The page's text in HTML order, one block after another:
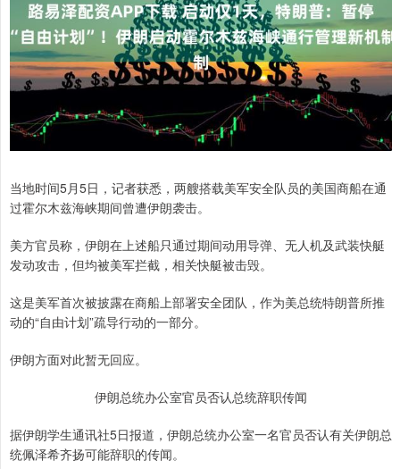
当地时间5月5日，记者获悉，两艘搭载美军安全队员的美国商船在通
过霍尔木兹海峡期间曾遭伊朗袭击。
美方官员称，伊朗在上述船只通过期间动用导弹、无人机及武装快艇
发动攻击，但均被美军拦截，相关快艇被击毁。
这是美军首次被披露在商船上部署安全团队，作为美总统特朗普所推
动的“自由计划”疏导行动的一部分。
伊朗方面对此暂无回应。
伊朗总统办公室官员否认总统辞职传闻
据伊朗学生通讯社5日报道，伊朗总统办公室一名官员否认有关伊朗总
统佩泽希齐扬可能辞职的传闻。